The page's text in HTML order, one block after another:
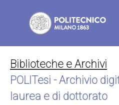
Biblioteche e Archivi
POLITesi - Archivio
laurea e di dottorato